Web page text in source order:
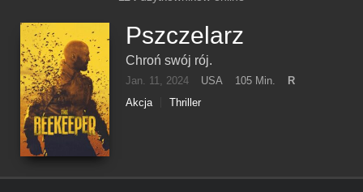
Pszczelarz
Chroń swój rój.
Jan. 11, 2024 USA 105 Min.
R
Akcja
Thriller